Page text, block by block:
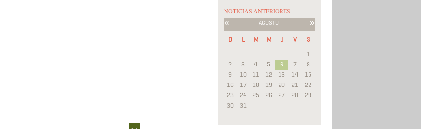
NOTICIAS ANTERIORES
« AGOSTO »
D L M M J V
S
1
2
3 4 5 6 7
8
9
10 11 12 13 14
15
16
17 18 19 20 21
22
23
24 25 26 27 28
29
30
31